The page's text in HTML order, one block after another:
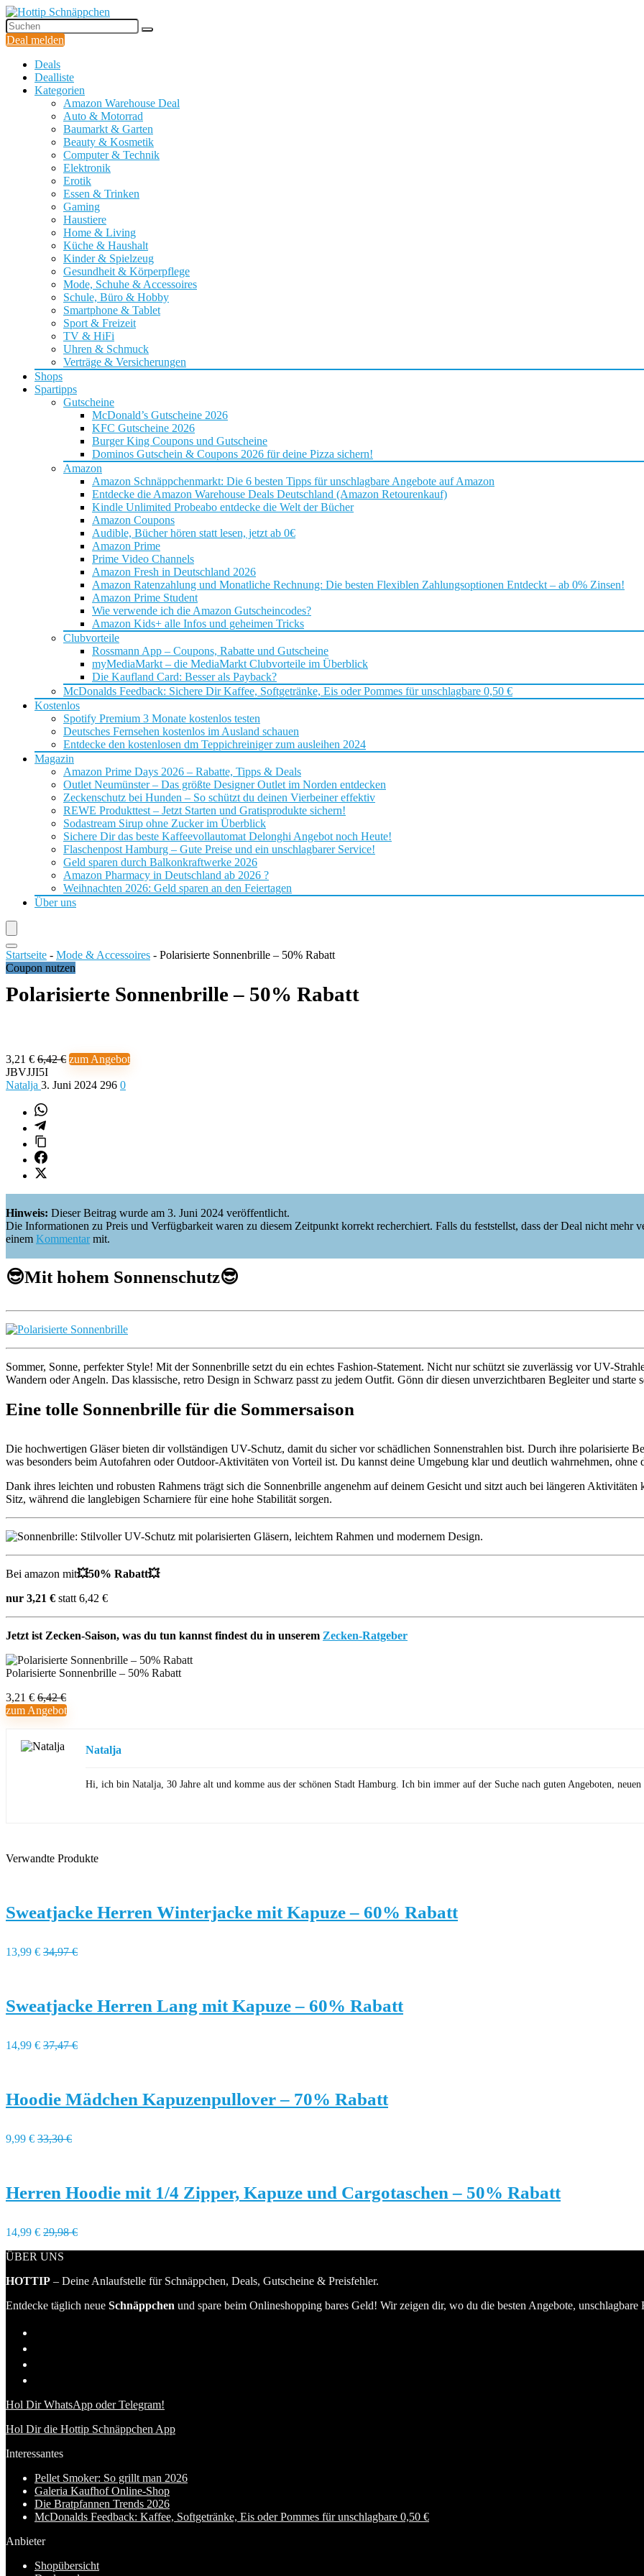
Deal melden
Deals
Dealliste
Kategorien
Amazon Warehouse Deal
Auto & Motorrad
Baumarkt & Garten
Beauty & Kosmetik
Computer & Technik
Elektronik
Erotik
Essen & Trinken
Gaming
Haustiere
Home & Living
Küche & Haushalt
Kinder & Spielzeug
Gesundheit & Körperpflege
Mode, Schuhe & Accessoires
Schule, Büro & Hobby
Smartphone & Tablet
Sport & Freizeit
TV & HiFi
Uhren & Schmuck
Verträge & Versicherungen
Shops
Spartipps
Gutscheine
McDonald’s Gutscheine 2026
KFC Gutscheine 2026
Burger King Coupons und Gutscheine
Dominos Gutschein & Coupons 2026 für deine Pizza sichern!
Amazon
Amazon Schnäppchenmarkt: Die 6 besten Tipps für unschlagbare Angebote auf Amazon
Entdecke die Amazon Warehouse Deals Deutschland (Amazon Retourenkauf)
Kindle Unlimited Probeabo entdecke die Welt der Bücher
Amazon Coupons
Audible, Bücher hören statt lesen, jetzt ab 0€
Amazon Prime
Prime Video Channels
Amazon Fresh in Deutschland 2026
Amazon Ratenzahlung und Monatliche Rechnung: Die besten Flexiblen Zahlungsoptionen Entdeckt – ab 0% Zinsen!
Amazon Prime Student
Wie verwende ich die Amazon Gutscheincodes?
Amazon Kids+ alle Infos und geheimen Tricks
Clubvorteile
Rossmann App – Coupons, Rabatte und Gutscheine
myMediaMarkt – die MediaMarkt Clubvorteile im Überblick
Die Kaufland Card: Besser als Payback?
McDonalds Feedback: Sichere Dir Kaffee, Softgetränke, Eis oder Pommes für unschlagbare 0,50 €
Kostenlos
Spotify Premium 3 Monate kostenlos testen
Deutsches Fernsehen kostenlos im Ausland schauen
Entdecke den kostenlosen dm Teppichreiniger zum ausleihen 2024
Magazin
Amazon Prime Days 2026 – Rabatte, Tipps & Deals
Outlet Neumünster – Das größte Designer Outlet im Norden entdecken
Zeckenschutz bei Hunden – So schützt du deinen Vierbeiner effektiv
REWE Produkttest – Jetzt Starten und Gratisprodukte sichern!
Sodastream Sirup ohne Zucker im Überblick
Sichere Dir das beste Kaffeevollautomat Delonghi Angebot noch Heute!
Flaschenpost Hamburg – Gute Preise und ein unschlagbarer Service!
Geld sparen durch Balkonkraftwerke 2026
Amazon Pharmacy in Deutschland ab 2026 ?
Weihnachten 2026: Geld sparen an den Feiertagen
Über uns
Startseite - Mode & Accessoires - Polarisierte Sonnenbrille – 50% Rabatt
Coupon nutzen
Polarisierte Sonnenbrille – 50% Rabatt
3,21 € 6,42 € zum Angebot
JBVJJI5I
Natalja 3. Juni 2024 296 0
Hinweis: Dieser Beitrag wurde am 3. Juni 2024 veröffentlicht.
Die Informationen zu Preis und Verfügbarkeit waren zu diesem Zeitpunkt korrekt recherchiert. Falls du feststellst, dass der Deal nicht mehr
einem Kommentarmit.
😎Mit hohem Sonnenschutz😎
Sommer, Sonne, perfekter Style! Mit der Sonnenbrille setzt du ein echtes Fashion-Statement. Nicht nur schützt sie zuverlässig vor UV-
Wandern oder Angeln. Das klassische, retro Design in Schwarz passt zu jedem Outfit. Gönn dir diesen unverzichtbaren Begleiter und starte
Eine tolle Sonnenbrille für die Sommersaison
Die hochwertigen Gläser bieten dir vollständigen UV-Schutz, damit du sicher vor schädlichen Sonnenstrahlen bist. Durch ihre polarisierte
was besonders beim Autofahren oder Outdoor-Aktivitäten von Vorteil ist. Du kannst deine Umgebung klar und deutlich wahrnehmen, ohne
Dank ihres leichten und robusten Rahmens trägt sich die Sonnenbrille angenehm auf deinem Gesicht und sitzt auch bei längeren
Sitz, während die langlebigen Scharniere für eine hohe Stabilität sorgen.
Bei amazon mit💥50% Rabatt💥
nur 3,21 € statt 6,42 €
Jetzt ist Zecken-Saison, was du tun kannst findest du in unserem Zecken-Ratgeber
Polarisierte Sonnenbrille – 50% Rabatt
3,21 € 6,42 €
zum Angebot
Natalja
Hi, ich bin Natalja, 30 Jahre alt und komme aus der schönen Stadt Hamburg. Ich bin immer auf der Suche nach guten Angeboten,
Verwandte Produkte
Sweatjacke Herren Winterjacke mit Kapuze – 60% Rabatt
13,99 € 34,97 €
Sweatjacke Herren Lang mit Kapuze – 60% Rabatt
14,99 € 37,47 €
Hoodie Mädchen Kapuzenpullover – 70% Rabatt
9,99 € 33,30 €
Herren Hoodie mit 1/4 Zipper, Kapuze und Cargotaschen – 50% Rabatt
14,99 € 29,98 €
ÜBER UNS
HOTTIP – Deine Anlaufstelle für Schnäppchen, Deals, Gutscheine & Preisfehler.
Entdecke täglich neue Schnäppchen und spare beim Onlineshopping bares Geld! Wir zeigen dir, wo du die besten Angebote, unschlagbare
Hol Dir WhatsApp oder Telegram!
Hol Dir die Hottip Schnäppchen App
Interessantes
Pellet Smoker: So grillt man 2026
Galeria Kaufhof Online-Shop
Die Bratpfannen Trends 2026
McDonalds Feedback: Kaffee, Softgetränke, Eis oder Pommes für unschlagbare 0,50 €
Anbieter
Shopübersicht